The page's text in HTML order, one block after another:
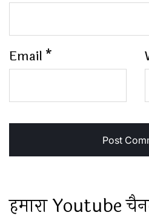
Email *
हमारा Youtube